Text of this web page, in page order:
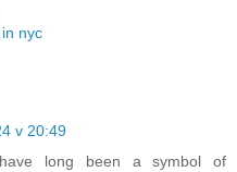
nyc
v 20:49
long been a symbol of